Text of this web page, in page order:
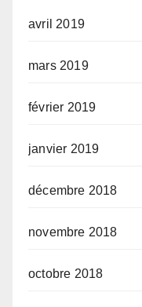
avril 2019
mars 2019
février 2019
janvier 2019
décembre 2018
novembre 2018
octobre 2018